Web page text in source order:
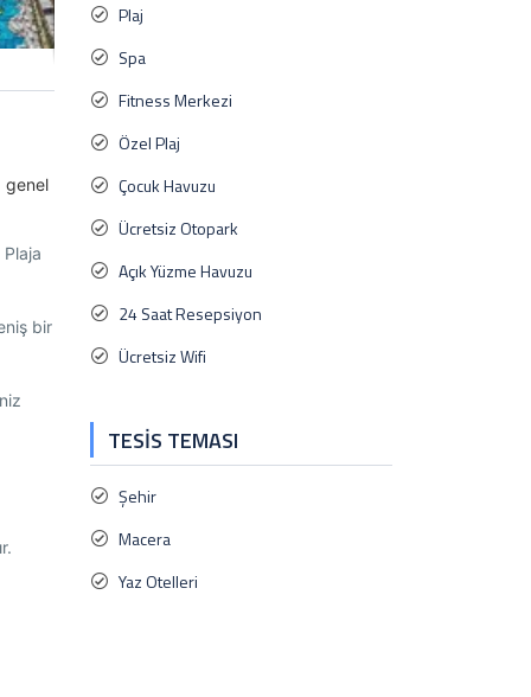
genel
bir
Plaj
Spa
Fitness Merkezi
Özel Plaj
Çocuk Havuzu
Ücretsiz Otopark
Açık Yüzme Havuzu
24 Saat Resepsiyon
Ücretsiz Wifi
TESIS TEMASI
Şehir
Macera
Yaz Otelleri